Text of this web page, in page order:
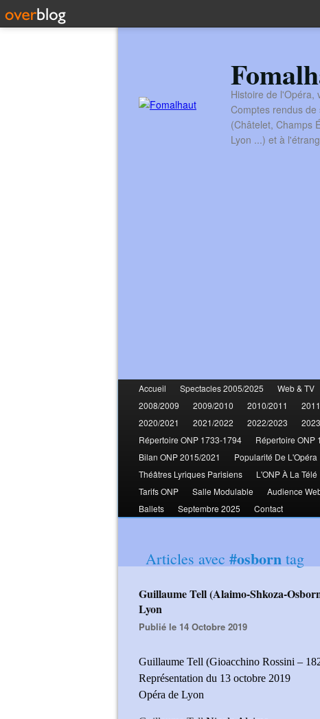
Histoire de l'Opéra,
Comptes rendus
(Châtelet, Champs
Lyon ...) et à
Accueil Spectacles 2005/2025 Web & TV
2008/2009
2009/2010 2010/2011
2020/2021
2021/2022 2022/2023
Répertoire ONP 1733-1794
Répertoire ONP
Bilan ONP 2015/2021
Popularité De L'Opéra
Théâtres Lyriques Parisiens
L'ONP À La Télé
Tarifs ONP
Salle Modulable Audience
Ballets
Septembre 2025 Contact
Articles avec #osborn tag
Guillaume Tell (Alaimo-Shkoza-Osborn-Teitgen-Archibald-Rustioni-Kratzer)
Lyon
Publié le 14 Octobre 2019
Guillaume Tell (Gioacchino Rossini –
Représentation du 13 octobre 2019
Opéra de Lyon